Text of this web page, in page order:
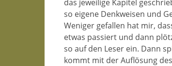
das jeweilige Kapitel
so eigene Denkweisen und
Weniger gefallen hat mir,
etwas passiert und dann
so auf den Leser ein. Dann
kommt mit der Auflösung